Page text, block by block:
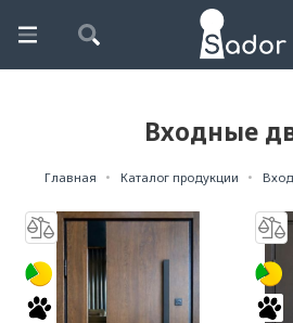
Входные
Главная Каталог продукции